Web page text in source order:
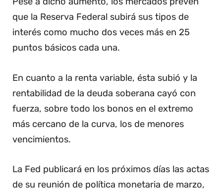
que la Reserva Federal subirá sus tipos de
interés como mucho dos veces más en 25
puntos básicos cada una.
En cuanto a la renta variable, ésta subió y la
rentabilidad de la deuda soberana cayó con
fuerza, sobre todo los bonos en el extremo
más cercano de la curva, los de menores
vencimientos.
La Fed publicará en los próximos días las actas
de su reunión de política monetaria de marzo,